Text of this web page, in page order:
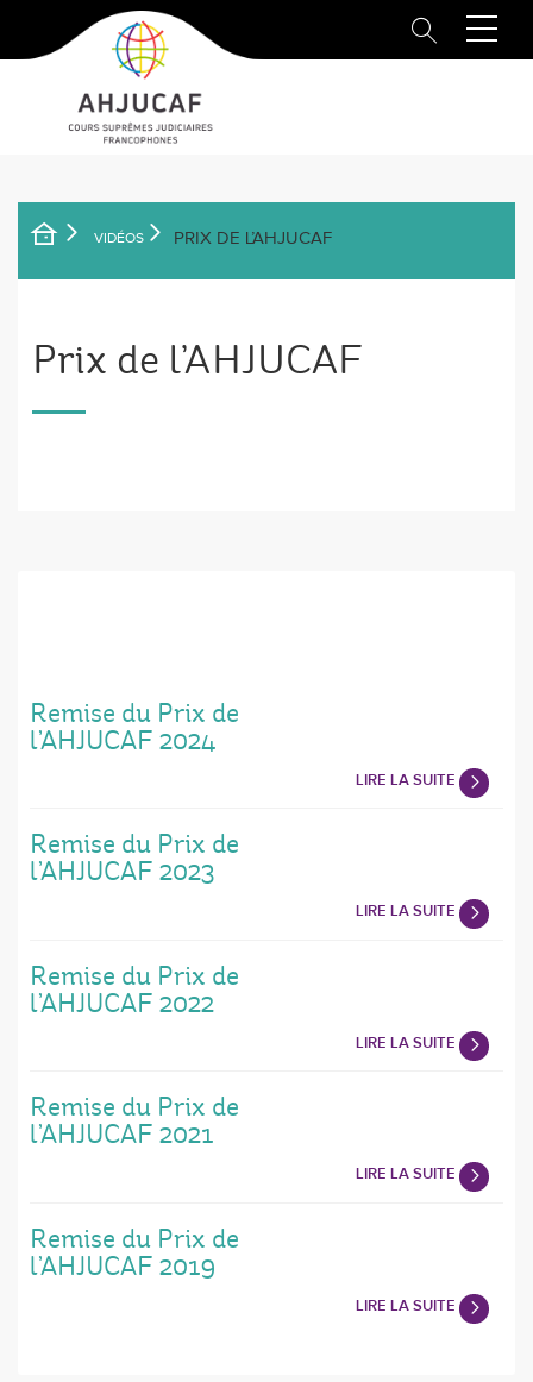
principal
VIDÉOS PRIX DE L’AHJUCAF
Prix de l’AHJUCAF
Remise du Prix de
l’AHJUCAF 2024
LIRE LA SUITE
Remise du Prix de
l’AHJUCAF 2023
LIRE LA SUITE
Remise du Prix de
l’AHJUCAF 2022
LIRE LA SUITE
Remise du Prix de
l’AHJUCAF 2021
LIRE LA SUITE
Remise du Prix de
l’AHJUCAF 2019
LIRE LA SUITE